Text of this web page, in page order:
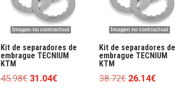
Kit de separadores de
embrague TECNIUM
KTM
45.98€ El
31.04€El
Kit de separadores de
embrague TECNIUM
KTM
38.72€ El
26.14€El